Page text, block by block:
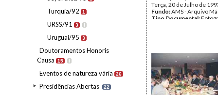
Turquia/92 1
URSS/91 3 I
Uruguai/95 3
Doutoramentos Honoris
Causa
15 I
Eventos de natureza vária 26
Presidências Abertas 22
Terça, 20 de Julho de
Fundo:AMS - Arquivo
Tipo Documental: